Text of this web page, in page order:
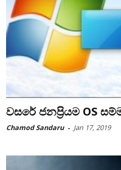
වසරේ ජනප්‍රියම OS
Chamod Sandaru - Jan 17, 2019